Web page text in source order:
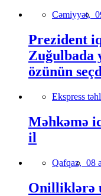
Cəmiyyət,
Prezident
Zuğulbada
özünün
Ekspress
Məhkəmə
il
Qafqaz, 08
Onilliklərə